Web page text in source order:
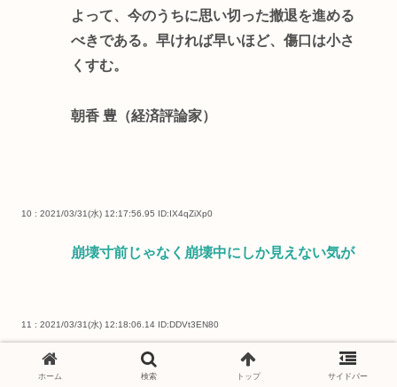
よって、今のうちに思い切った撤退を進める
べきである。早ければ早いほど、傷口は小さ
くすむ。
朝香 豊（経済評論家）
10 : 2021/03/31(水) 12:17:56.95 ID:IX4qZiXp0
崩壊寸前じゃなく崩壊中にしか見えない気が
11 : 2021/03/31(水) 12:18:06.14 ID:DDVt3EN80
ヒクヒク詐欺
ホーム 検索 トップ サイドバー